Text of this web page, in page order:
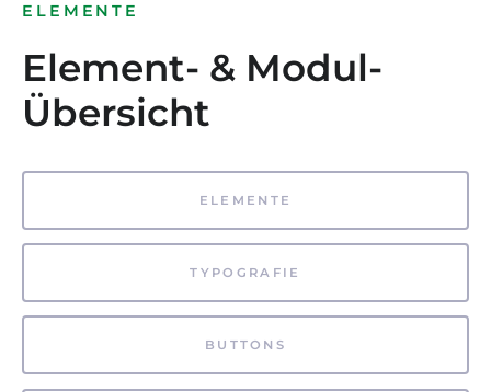
ELEMENTE
Element- & Modul-
Übersicht
ELEMENTE
TYPOGRAFIE
BUTTONS